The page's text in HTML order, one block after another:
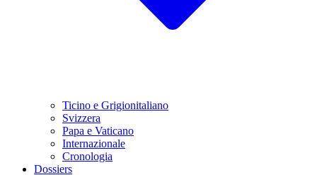
Ticino e Grigionitaliano
Svizzera
Papa e Vaticano
Internazionale
Cronologia
Dossiers